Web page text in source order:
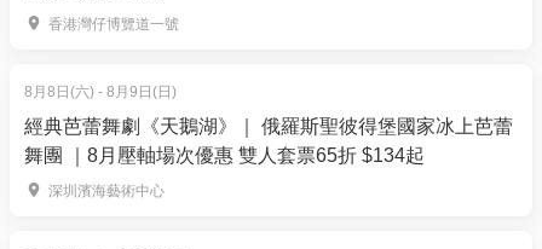
編自揚·馬特爾的暢銷小説，以創新的木偶操控和精湛
的舞台設計聞名。劇情講述印度少年派在海難中與一
隻名為“理查德·帕克”的孟加拉虎一起漂流生存的故事，
引發觀眾對真相和信念的深度思考。此劇獲得多個劇
香港灣仔博覽道一號
8月8日(六) - 8月9日(日)
經典芭蕾舞劇《天鵝湖》｜ 俄羅斯聖彼得堡國家冰上芭蕾
舞團 ｜8月壓軸場次優惠 雙人套票65折 $134起
深圳濱海藝術中心